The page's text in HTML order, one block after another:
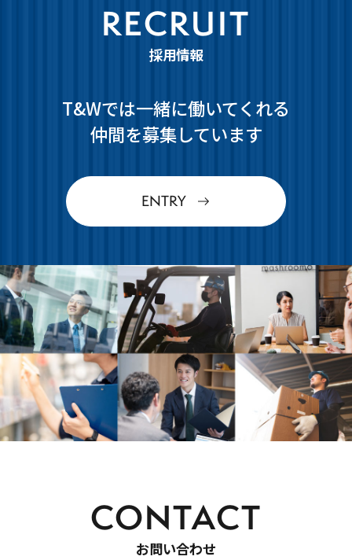
RECRUIT
採用情報
T&Wでは一緒に働いてくれる
仲間を募集しています
ENTRY
CONTACT
お問い合わせ